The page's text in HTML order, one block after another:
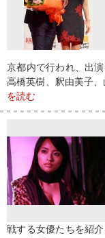
京都内で行われ、出
高橋英樹、釈由美子
を読む
戦する女優たちを紹